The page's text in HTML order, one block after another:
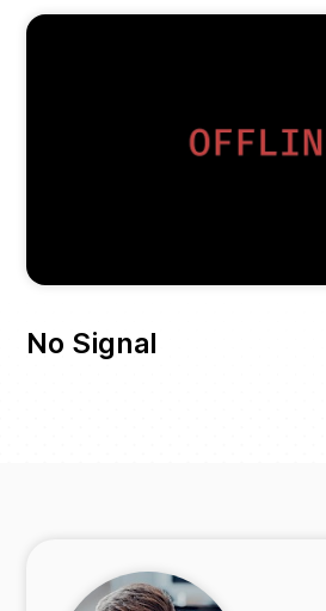
No Signal